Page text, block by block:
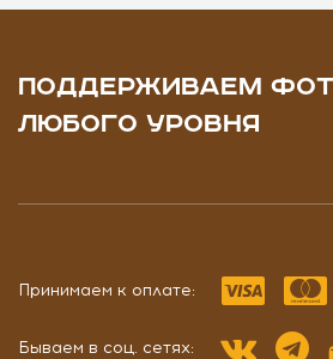
ПОДДЕРЖИВАЕМ
ЛЮБОГО УРОВНЯ
Принимаем к оплате:
Бываем в соц. сетях: